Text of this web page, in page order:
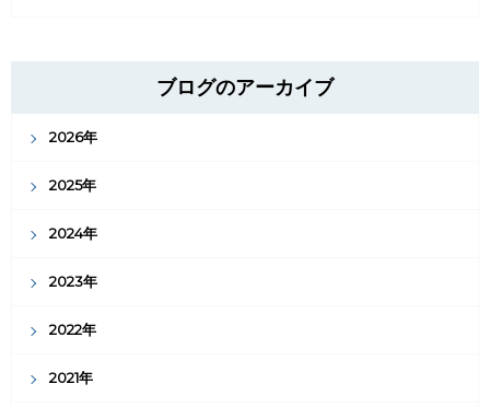
ブログのアーカイブ
2026年
2025年
2024年
2023年
2022年
2021年